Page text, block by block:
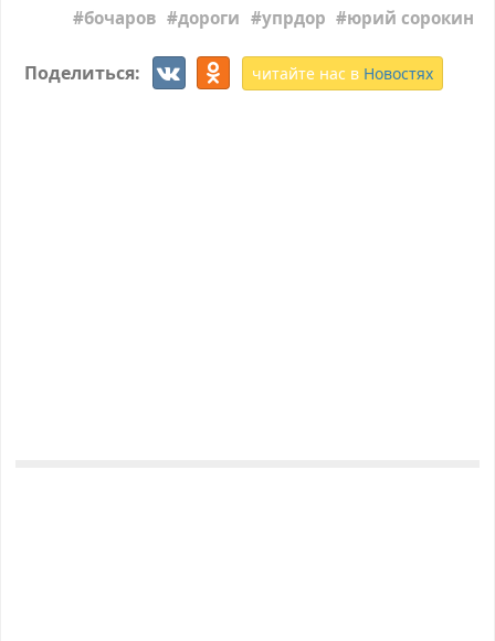
бочаров дороги упрдор юрий сорокин
Поделиться: читайте нас в Новостях